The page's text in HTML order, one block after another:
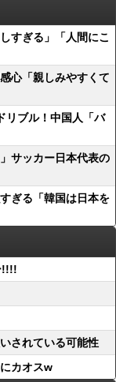
すぎる」「人間にこ
心「親しみやすくて
リブル！中国人「バ
サッカー日本代表の
ぎる「韓国は日本を
!!!!
されている可能性
カオスw